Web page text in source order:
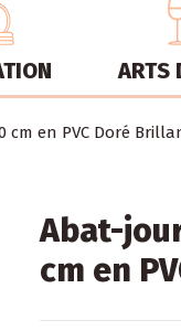
ARTS
en PVC Doré
Abat-
cm en